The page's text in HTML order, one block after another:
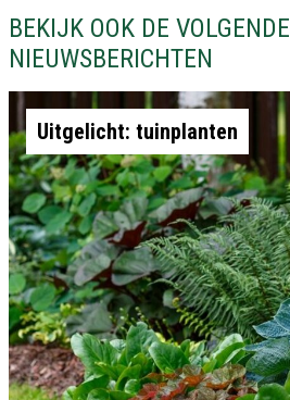
BEKIJK OOK DE VOLGENDE
NIEUWSBERICHTEN
Uitgelicht: tuinplanten